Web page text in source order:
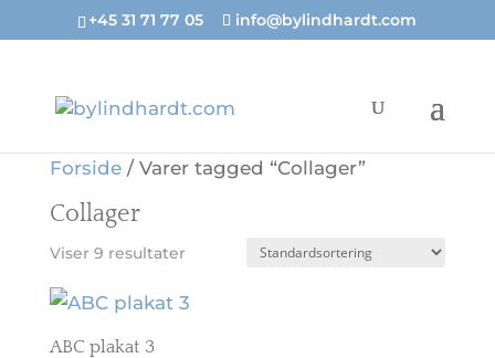
+45 31 71 77 05 info@bylindhardt.com
Forside/ Varer tagged “Collager”
Collager
Viser 9 resultater
ABC plakat 3